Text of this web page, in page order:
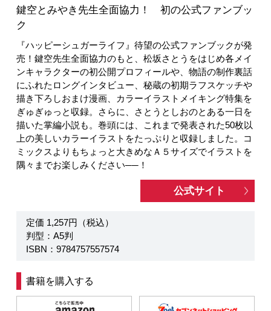
鍵空とみやき先生全面協力！ 初の公式ファンブッ
ク
『ハッピーシュガーライフ』待望の公式ファンブックが発
売！鍵空先生全面協力のもと、松坂さとうをはじめ各メイ
ンキャラクターの初公開プロフィールや、物語の制作裏話
にふれたロングインタビュー、秘蔵の初期ラフスケッチや
描き下ろしおまけ漫画、カラーイラストメイキング特集を
ぎゅぎゅっと収録。さらに、さとうとしおのとある一日を
描いた掌編小説も。巻頭には、これまで発表された50枚以
上の美しいカラーイラストをたっぷりと収録しました。コ
ミックスよりもちょっと大きめなＡ５サイズでイラストを
隅々までお楽しみください──！
公式サイト
定価 1,257円（税込）
判型：A5判
ISBN：9784757557574
書籍を購入する